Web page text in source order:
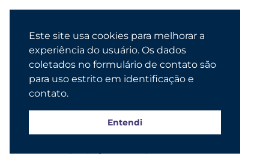
Este site usa cookies para melhorar a
experiência do usuário. Os dados
coletados no formulário de contato são
para uso estrito em identificação e
contato.
Entendi